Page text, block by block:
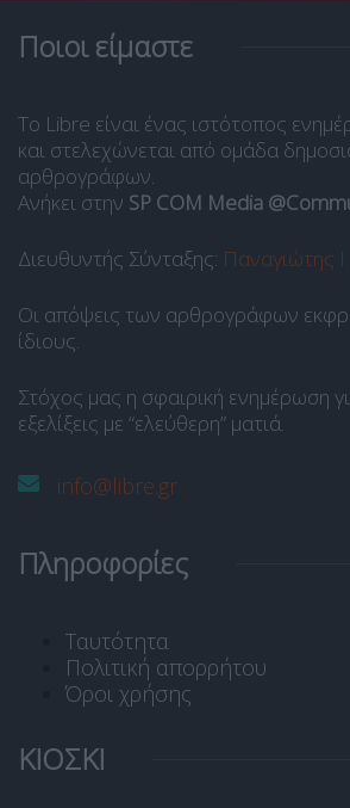
Ποιοι είμαστε
Το Libre είναι ένας ιστότοπος
και στελεχώνεται από ομάδα
αρθρογράφων.
Ανήκει στην SP COM Media
Διευθυντής Σύνταξης: Παναγιώτης
Οι απόψεις των αρθρογράφων
ίδιους.
Στόχος μας η σφαιρική ενημέρωση
εξελίξεις με “ελεύθερη” ματιά.
info@libre.gr
Πληροφορίες
Ταυτότητα
Πολιτική απορρήτου
Όροι χρήσης
ΚΙΟΣΚΙ